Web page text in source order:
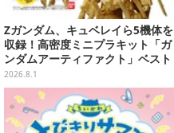
Zガンダム、キュベレイら5機体を
収録！高密度ミニプラキット「ガ
ンダムアーティファクト」ベスト
セレクションが10月発売
2026.8.1